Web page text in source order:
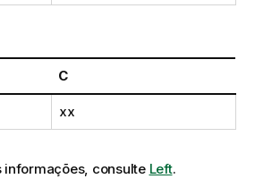
C
xx
informações, consulte Left.